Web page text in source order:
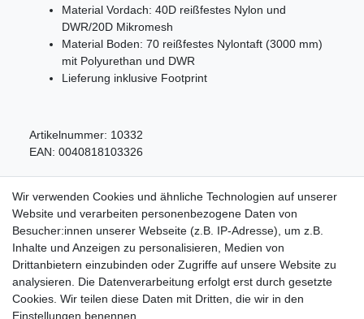
Material Vordach: 40D reißfestes Nylon und
DWR/20D Mikromesh
Material Boden: 70 reißfestes Nylontaft (3000 mm)
mit Polyurethan und DWR
Lieferung inklusive Footprint
Artikelnummer: 10332
EAN: 0040818103326
Wir verwenden Cookies und ähnliche Technologien auf unserer
Website und verarbeiten personenbezogene Daten von
Besucher:innen unserer Webseite (z.B. IP-Adresse), um z.B.
Inhalte und Anzeigen zu personalisieren, Medien von
Drittanbietern einzubinden oder Zugriffe auf unsere Website zu
analysieren. Die Datenverarbeitung erfolgt erst durch gesetzte
Cookies. Wir teilen diese Daten mit Dritten, die wir in den
Einstellungen benennen.
Service
Zahlungarten
Versandkosten
Batterierücknahmeverordnung